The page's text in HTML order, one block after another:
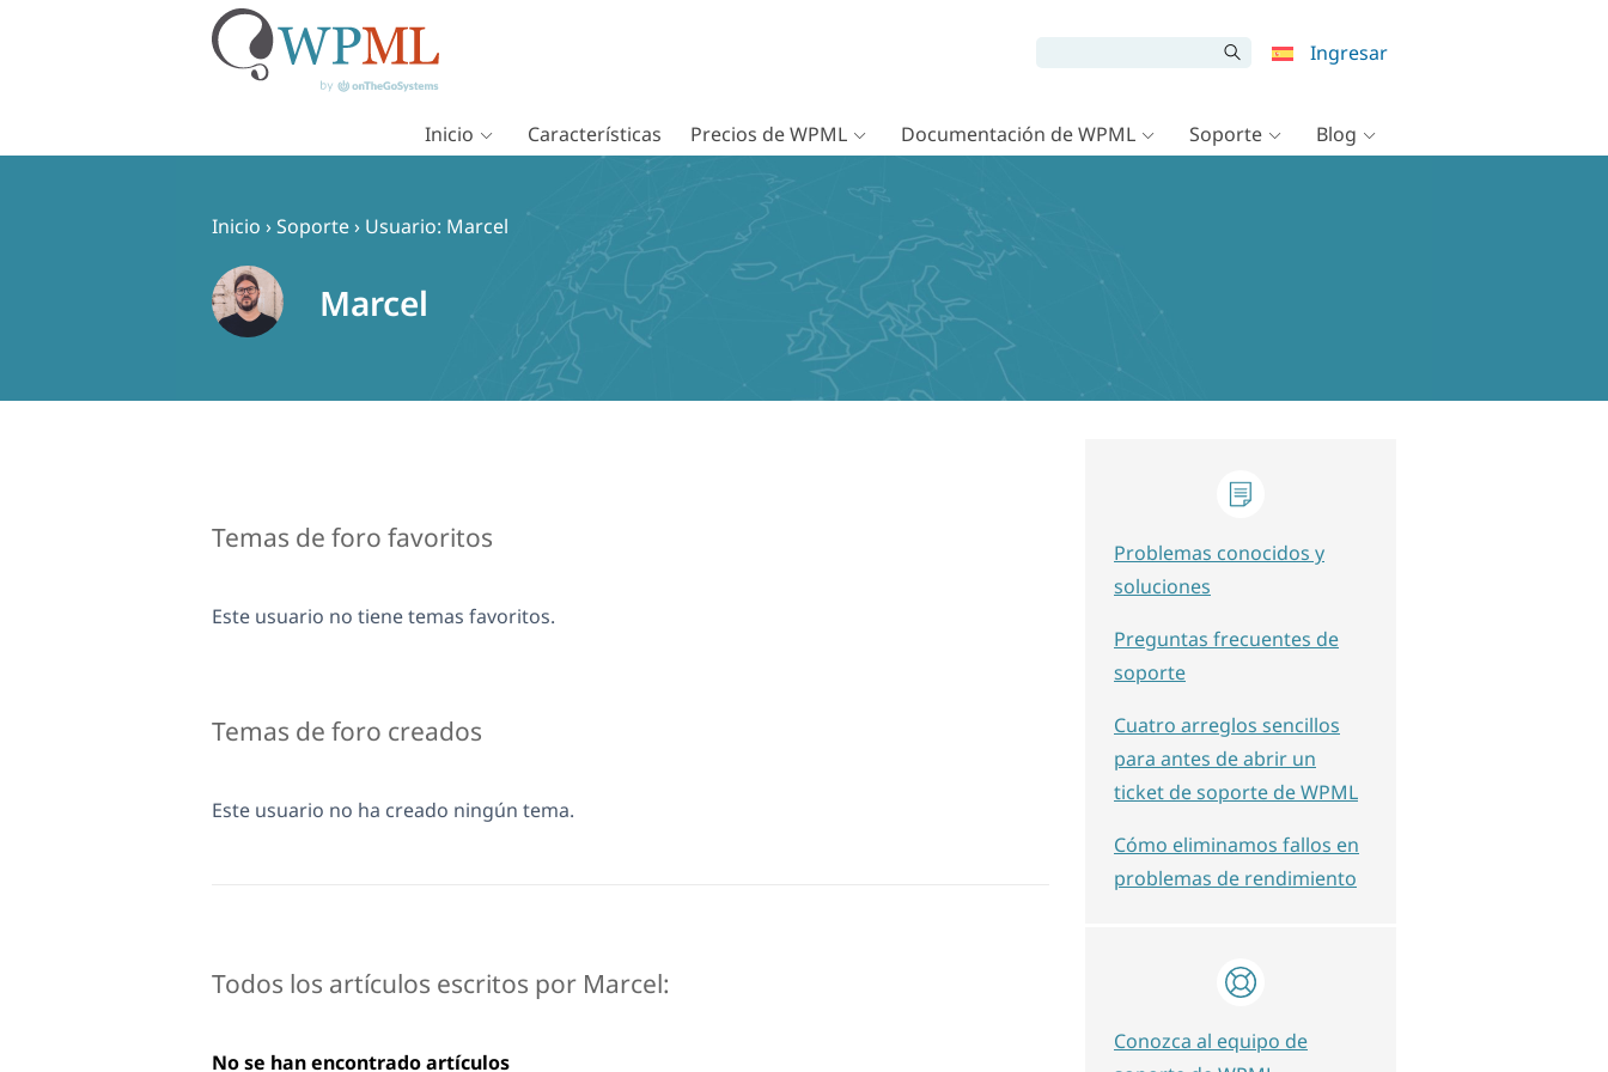
Ingresar
Inicio Características Precios de WPML Documentación de WPML Soporte Blog
Inicio ›Soporte› Usuario: Marcel
Marcel
Temas de foro favoritos
Este usuario no tiene temas favoritos.
Temas de foro creados
Este usuario no ha creado ningún tema.
Todos los artículos escritos por Marcel:
No se han encontrado artículos
Problemas conocidos y
soluciones
Preguntas frecuentes de
soporte
Cuatro arreglos sencillos
para antes de abrir un
ticket de soporte de WPML
Cómo eliminamos fallos en
problemas de rendimiento
Conozca al equipo de